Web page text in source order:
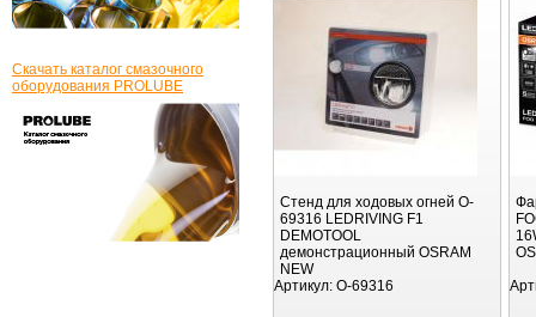
Стенд для ходовых огней O-
69316 LEDRIVING F1
DEMOTOOL
демонстрационный OSRAM
NEW
Артикул: O-69316
Скачать каталог смазочного
оборудования PROLUBE